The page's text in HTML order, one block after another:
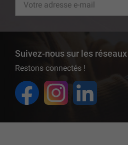
Suivez-nous sur les
Restons connectés !